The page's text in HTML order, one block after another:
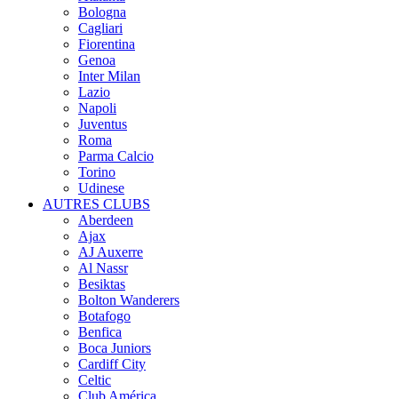
Bologna
Cagliari
Fiorentina
Genoa
Inter Milan
Lazio
Napoli
Juventus
Roma
Parma Calcio
Torino
Udinese
AUTRES CLUBS
Aberdeen
Ajax
AJ Auxerre
Al Nassr
Besiktas
Bolton Wanderers
Botafogo
Benfica
Boca Juniors
Cardiff City
Celtic